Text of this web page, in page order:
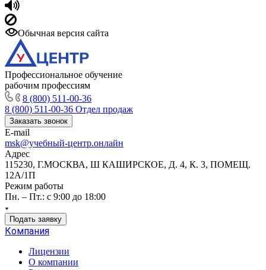
Обычная версия сайта
Профессиональное обучение
рабочим профессиям
8 (800) 511-00-36
8 (800) 511-00-36 Отдел продаж
Заказать звонок
E-mail
msk@учебный-центр.онлайн
Адрес
115230, Г.МОСКВА, Ш КАШИРСКОЕ, Д. 4, К. 3, ПОМЕЩ.
12А/1П
Режим работы
Пн. – Пт.: с 9:00 до 18:00
Подать заявку
Компания
Лицензии
О компании